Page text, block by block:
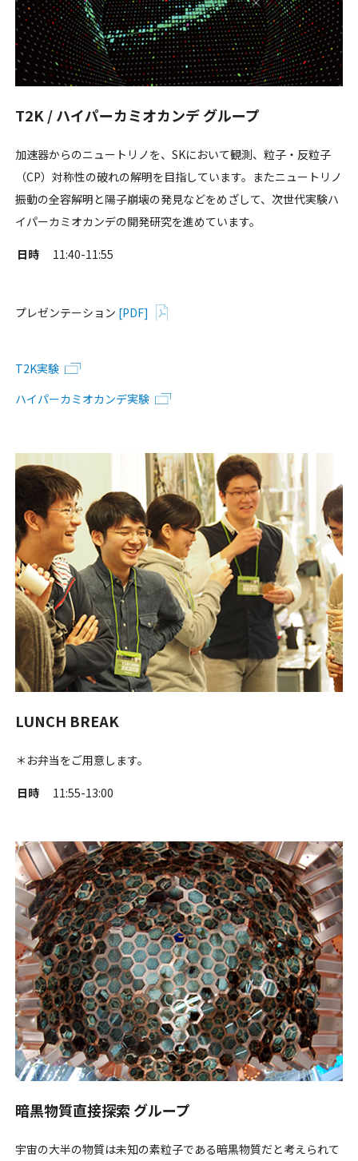
T2K / ハイパーカミオカンデ グループ
加速器からのニュートリノを、SKにおいて観測、粒子・反粒子
（CP）対称性の破れの解明を目指しています。またニュートリノ
振動の全容解明と陽子崩壊の発見などをめざして、次世代実験ハ
イパーカミオカンデの開発研究を進めています。
日時 11:40-11:55
プレゼンテーション [PDF]
T2K実験
ハイパーカミオカンデ実験
LUNCH BREAK
＊お弁当をご用意します。
日時 11:55-13:00
暗黒物質直接探索 グループ
宇宙の大半の物質は未知の素粒子である暗黒物質だと考えられて